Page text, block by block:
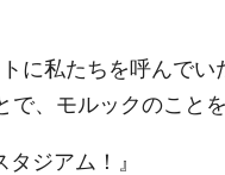
に私たちを呼んでい
で、モルックのこと
ジアム！』